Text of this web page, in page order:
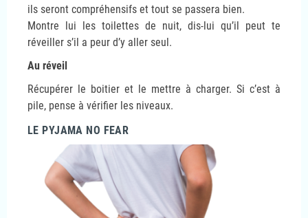
ils seront compréhensifs et tout se passera bien.
Montre lui les toilettes de nuit, dis-lui qu’il peut te
réveiller s’il a peur d’y aller seul.
Au réveil
Récupérer le boitier et le mettre à charger. Si c’est à
pile, pense à vérifier les niveaux.
LE PYJAMA NO FEAR